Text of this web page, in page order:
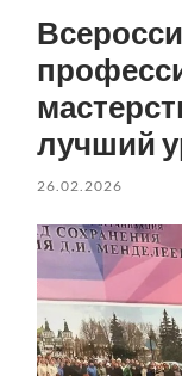
лучший
26.02.2026